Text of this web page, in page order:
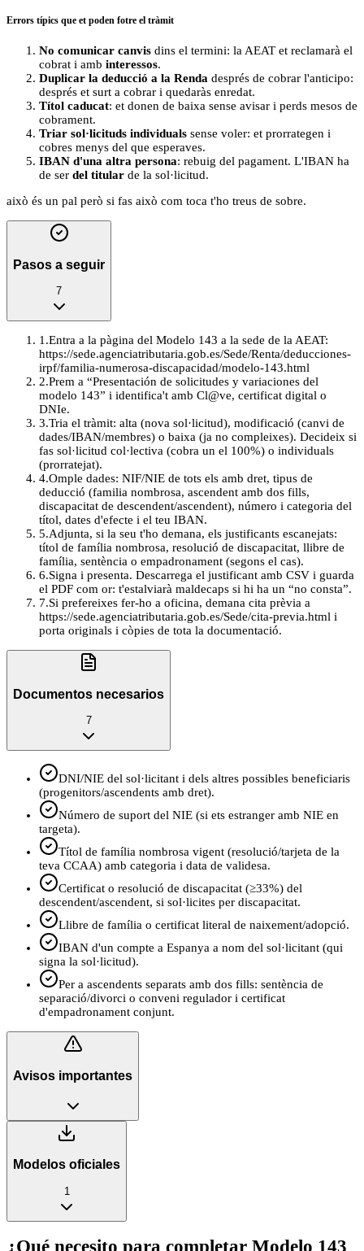
Errors típics que et poden fotre el tràmit
No comunicar canvis dins el termini: la AEAT et reclamarà el
cobrat i amb interessos.
Duplicar la deducció a la Renda després de cobrar l'anticipo:
després et surt a cobrar i quedaràs enredat.
Títol caducat: et donen de baixa sense avisar i perds mesos de
cobrament.
Triar sol·licituds individuals sense voler: et prorrategen i
cobres menys del que esperaves.
IBAN d'una altra persona: rebuig del pagament. L'IBAN ha
de ser del titular de la sol·licitud.
això és un pal però si fas això com toca t'ho treus de sobre.
Pasos a seguir
7
1 .Entra a la pàgina del Modelo 143 a la sede de la AEAT:
https://sede.agenciatributaria.gob.es/Sede/Renta/deducciones-
irpf/familia-numerosa-discapacidad/modelo-143.html
2.Prem a “Presentación de solicitudes y variaciones del
modelo 143” i identifica't amb Cl@ve, certificat digital o
DNIe.
3.Tria el tràmit: alta (nova sol·licitud), modificació (canvi de
dades/IBAN/membres) o baixa (ja no compleixes). Decideix si
fas sol·licitud col·lectiva (cobra un el 100%) o individuals
(prorratejat).
4.Omple dades: NIF/NIE de tots els amb dret, tipus de
deducció (familia nombrosa, ascendent amb dos fills,
discapacitat de descendent/ascendent), número i categoria del
títol, dates d'efecte i el teu IBAN.
5.Adjunta, si la seu t'ho demana, els justificants escanejats:
títol de família nombrosa, resolució de discapacitat, llibre de
família, sentència o empadronament (segons el cas).
6.Signa i presenta. Descarrega el justificant amb CSV i guarda
el PDF com or: t'estalviarà maldecaps si hi ha un “no consta”.
7.Si prefereixes fer-ho a oficina, demana cita prèvia a
https://sede.agenciatributaria.gob.es/Sede/cita-previa.html i
porta originals i còpies de tota la documentació.
Documentos necesarios
7
DNI/NIE del sol·licitant i dels altres possibles beneficiaris
(progenitors/ascendents amb dret).
Número de suport del NIE (si ets estranger amb NIE en
targeta).
Títol de família nombrosa vigent (resolució/tarjeta de la
teva CCAA) amb categoria i data de validesa.
Certificat o resolució de discapacitat (≥33%) del
descendent/ascendent, si sol·licites per discapacitat.
Llibre de família o certificat literal de naixement/adopció.
IBAN d'un compte a Espanya a nom del sol·licitant (qui
signa la sol·licitud).
Per a ascendents separats amb dos fills: sentència de
separació/divorci o conveni regulador i certificat
d'empadronament conjunt.
Avisos importantes
Modelos oficiales
1
¿Qué necesito para completar Modelo 143